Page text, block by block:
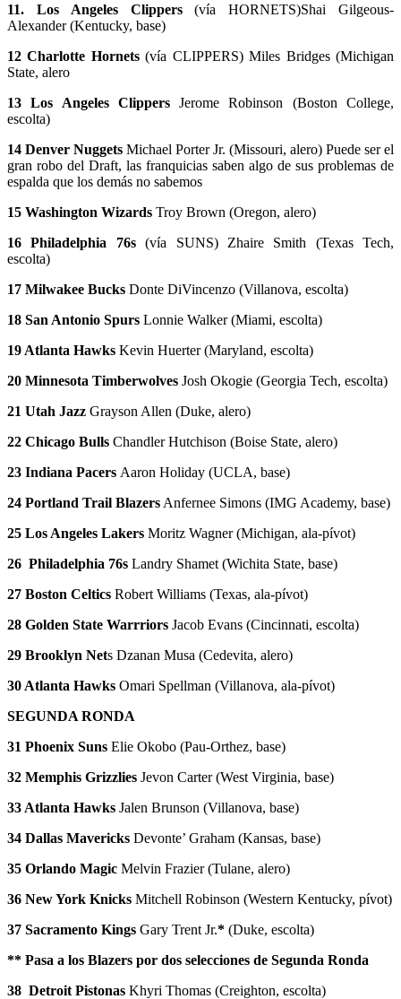
11. Los Angeles Clippers(vía HORNETS)Shai Gilgeous-
Alexander (Kentucky, base)
12 Charlotte Hornets(vía CLIPPERS) Miles Bridges (Michigan
State, alero
13 Los Angeles ClippersJerome Robinson (Boston College,
escolta)
14 Denver Nuggets Michael Porter Jr. (Missouri, alero) Puede ser el
gran robo del Draft, las franquicias saben algo de sus problemas de
espalda que los demás no sabemos
15 Washington Wizards Troy Brown (Oregon, alero)
16 Philadelphia 76s(vía SUNS) Zhaire Smith (Texas Tech,
escolta)
17 Milwakee Bucks Donte DiVincenzo (Villanova, escolta)
18 San Antonio Spurs Lonnie Walker (Miami, escolta)
19 Atlanta Hawks Kevin Huerter (Maryland, escolta)
20 Minnesota Timberwolves Josh Okogie (Georgia Tech, escolta)
21 Utah Jazz Grayson Allen (Duke, alero)
22 Chicago Bulls Chandler Hutchison (Boise State, alero)
23 Indiana Pacers Aaron Holiday (UCLA, base)
24 Portland Trail Blazers Anfernee Simons (IMG Academy, base)
25 Los Angeles Lakers Moritz Wagner (Michigan, ala-pívot)
26 Philadelphia 76s Landry Shamet (Wichita State, base)
27 Boston Celtics Robert Williams (Texas, ala-pívot)
28 Golden State Warrriors Jacob Evans (Cincinnati, escolta)
29 Brooklyn Nets Dzanan Musa (Cedevita, alero)
30 Atlanta Hawks Omari Spellman (Villanova, ala-pívot)
SEGUNDA RONDA
31 Phoenix Suns Elie Okobo (Pau-Orthez, base)
32 Memphis Grizzlies Jevon Carter (West Virginia, base)
33 Atlanta Hawks Jalen Brunson (Villanova, base)
34 Dallas Mavericks Devonte’ Graham (Kansas, base)
35 Orlando Magic Melvin Frazier (Tulane, alero)
36 New York Knicks Mitchell Robinson (Western Kentucky, pívot)
37 Sacramento Kings Gary Trent Jr.* (Duke, escolta)
** Pasa a los Blazers por dos selecciones de Segunda Ronda
38 Detroit Pistonas Khyri Thomas (Creighton, escolta)